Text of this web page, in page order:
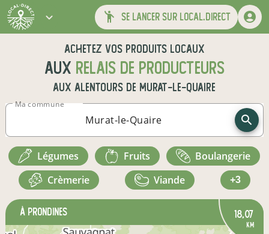
se lancer sur local.direct
Achetez vos produits locaux
aux relais de producteurs
aux alentours de Murat-le-Quaire
Ma commune
légumes fruits
boulangerie
crèmerie
viande +3
à Prondines 18,07
km